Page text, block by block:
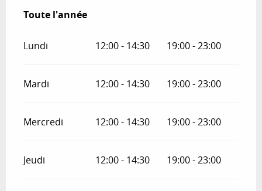
Toute l'année
Toute l'année
Lundi 12:00 - 14:30 19:00 - 23:00
Mardi 12:00 - 14:30 19:00 - 23:00
Mercredi 12:00 - 14:30 19:00 - 23:00
Jeudi 12:00 - 14:30 19:00 - 23:00